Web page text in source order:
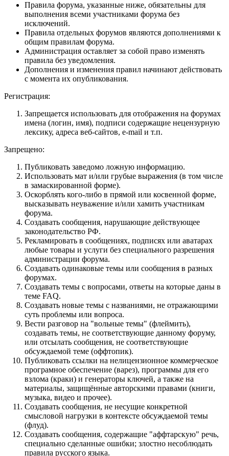
Правила форума, указанные ниже, обязательны для
выполнения всеми участниками форума без
исключений.
Правила отдельных форумов являются дополнениями к
общим правилам форума.
Администрация оставляет за собой право изменять
правила без уведомления.
Дополнения и изменения правил начинают действовать
с момента их опубликования.
Регистрация:
Запрещается использовать для отображения на форумах
имена (логин, имя), подписи содержащие нецензурную
лексику, адреса веб-сайтов, e-mail и т.п.
Запрещено:
Публиковать заведомо ложнyю инфоpмацию.
Использовать мат и/или грубые выражения (в том числе
в замаскированной форме).
Оскорблять кого-либо в прямой или косвенной форме,
высказывать неуважение и/или хамить участникам
форума.
Создавать сообщения, наpyшающие действyющее
законодательство РФ.
Рекламировать в сообщениях, подписях или аватарах
любые товары и услуги без специального разрешения
администрации форума.
Создавать одинаковые темы или сообщения в разных
форумах.
Создавать темы с вопросами, ответы на которые даны в
теме FAQ.
Создавать новые темы с названиями, не отражающими
суть проблемы или вопроса.
Вести разговор на "вольные темы" (флеймить),
создавать темы, не соответствующие данному форуму,
или отсылать сообщения, не соответствующие
обсуждаемой теме (оффтопик).
Публиковать ссылки на нелицензионное коммерческое
програмное обеспечение (варез), программы для его
взлома (краки) и генераторы ключей, а также на
материалы, защищённые авторскими правами (книги,
музыка, видео и прочее).
Создавать сообщения, не несущие конкретной
смысловой нагрузки в контексте обсуждаемой темы
(флуд).
Создавать сообщения, содержащие "аффтарскую" речь,
специально сделанные ошибки; злостно несоблюдать
правила русского языка.